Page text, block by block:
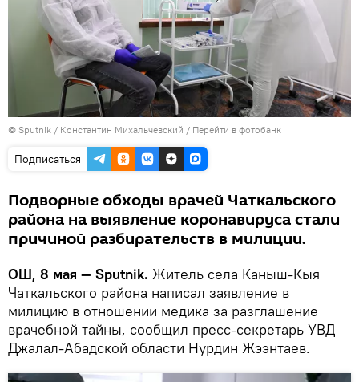
© Sputnik / Константин Михальчевский / Перейти в фотобанк
Подписаться
Подворные обходы врачей Чаткальского
района на выявление коронавируса стали
причиной разбирательств в милиции.
ОШ, 8 мая — Sputnik. Житель села Каныш-Кыя
Чаткальского района написал заявление в
милицию в отношении медика за разглашение
врачебной тайны, сообщил пресс-секретарь УВД
Джалал-Абадской области Нурдин Жээнтаев.